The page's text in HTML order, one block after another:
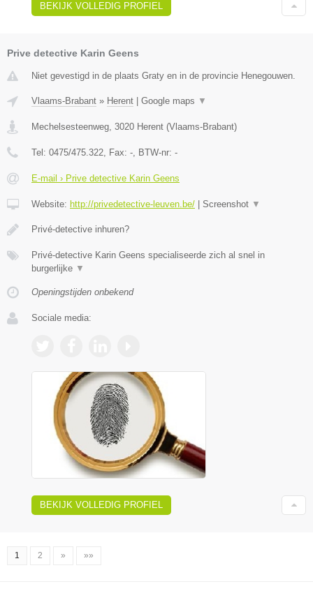
BEKIJK VOLLEDIG PROFIEL
Prive detective Karin Geens
Niet gevestigd in de plaats Graty en in de provincie Henegouwen.
Vlaams-Brabant » Herent Google maps ▼
Mechelsesteenweg, 3020 Herent (Vlaams-Brabant)
Tel: 0475/475.322, Fax: -, BTW-nr: -
E-mail › Prive detective Karin Geens
Website: http://privedetective-leuven.be/ Screenshot ▼
Privé-detective inhuren?
Privé-detective Karin Geens specialiseerde zich al snel in
burgerlijke ▼
Openingstijden onbekend
Sociale media:
BEKIJK VOLLEDIG PROFIEL
1 2 » »»